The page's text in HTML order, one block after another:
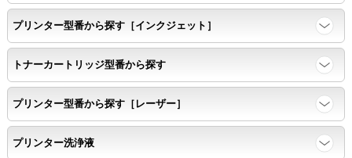
背景と違う色で8号サイズのArialフォントで
鮮明に印刷できること。
速乾性
互換性テストサンプルを5ページ連続印刷する。
プリンター型番から探す［インクジェット］
トナーカートリッジ型番から探す
プリンター型番から探す［レーザー］
プリンター洗浄液